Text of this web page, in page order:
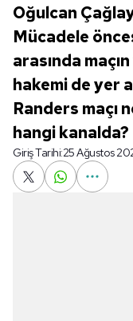
Oğulcan
Mücadele
arasında
hakemi de yer
Randers maçı
hangi kanalda?
Giriş Tarihi:25 Ağustos